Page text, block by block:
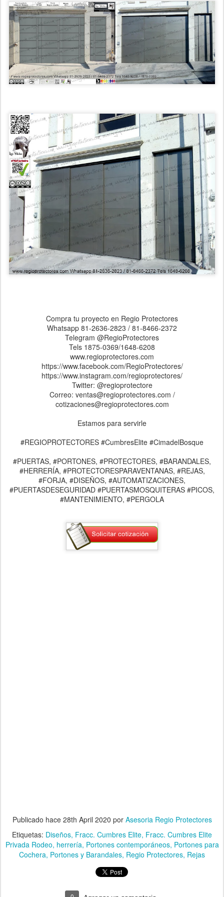
Compra tu proyecto en Regio Protectores
Whatsapp 81-2636-2823 / 81-8466-2372
Telegram @RegioProtectores
Tels 1875-0369/1648-6208
www.regioprotectores.com
https://www.facebook.com/RegioProtectores/
https://www.instagram.com/regioprotectores/
Twitter: @regioprotectore
Correo: ventas@regioprotectores.com /
cotizaciones@regioprotectores.com
Estamos para servirle
#REGIOPROTECTORES #CumbresElite #CimadelBosque
#PUERTAS, #PORTONES, #PROTECTORES, #BARANDALES,
#HERRERÍA, #PROTECTORESPARAVENTANAS, #REJAS,
#FORJA, #DISEÑOS, #AUTOMATIZACIONES,
#PUERTASDESEGURIDAD #PUERTASMOSQUITERAS #PICOS,
#MANTENIMIENTO, #PERGOLA
Publicado hace 28th April 2020 por Asesoria Regio Protectores
Etiquetas: Diseños Fracc. Cumbres Elite Fracc. Cumbres Elite
Privada Rodeo herrería Portones contemporáneos Portones para
Cochera Portones y Barandales Regio Protectores Rejas